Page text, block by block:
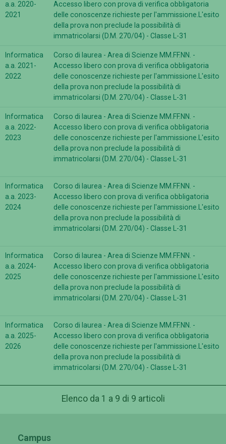
a.a. 2020-
2021
Accesso libero con prova di verifica obbligatoria
delle conoscenze richieste per l'ammissione.L'esito
della prova non preclude la possibilità di
immatricolarsi (D.M. 270/04) - Classe L-31
Informatica
a.a. 2021-
2022
Corso di laurea - Area di Scienze MM.FF.NN. -
Accesso libero con prova di verifica obbligatoria
delle conoscenze richieste per l'ammissione.L'esito
della prova non preclude la possibilità di
immatricolarsi (D.M. 270/04) - Classe L-31
Informatica
a.a. 2022-
2023
Corso di laurea - Area di Scienze MM.FF.NN. -
Accesso libero con prova di verifica obbligatoria
delle conoscenze richieste per l'ammissione.L'esito
della prova non preclude la possibilità di
immatricolarsi (D.M. 270/04) - Classe L-31
Informatica
a.a. 2023-
2024
Corso di laurea - Area di Scienze MM.FF.NN. -
Accesso libero con prova di verifica obbligatoria
delle conoscenze richieste per l'ammissione.L'esito
della prova non preclude la possibilità di
immatricolarsi (D.M. 270/04) - Classe L-31
Informatica
a.a. 2024-
2025
Corso di laurea - Area di Scienze MM.FF.NN. -
Accesso libero con prova di verifica obbligatoria
delle conoscenze richieste per l'ammissione.L'esito
della prova non preclude la possibilità di
immatricolarsi (D.M. 270/04) - Classe L-31
Informatica
a.a. 2025-
2026
Corso di laurea - Area di Scienze MM.FF.NN. -
Accesso libero con prova di verifica obbligatoria
delle conoscenze richieste per l'ammissione.L'esito
della prova non preclude la possibilità di
immatricolarsi (D.M. 270/04) - Classe L-31
Elenco da 1 a 9 di 9 articoli
Campus